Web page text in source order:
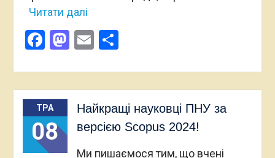
Читати далі
Facebook
Mastodon
EmailПоділитися
ТРА
08
Найкращі науковці ПНУ за
версією Scopus 2024!
Ми пишаємося тим, що вчені